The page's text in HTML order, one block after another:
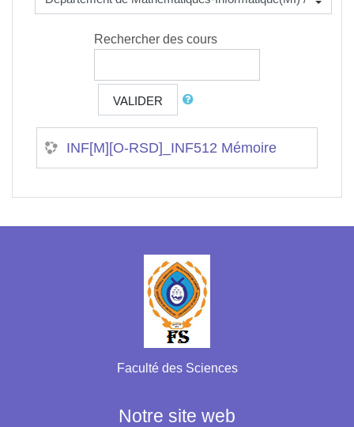
Rechercher des cours
VALIDER
INF[M][O-RSD]_INF512 Mémoire
Faculté des Sciences
Notre site web